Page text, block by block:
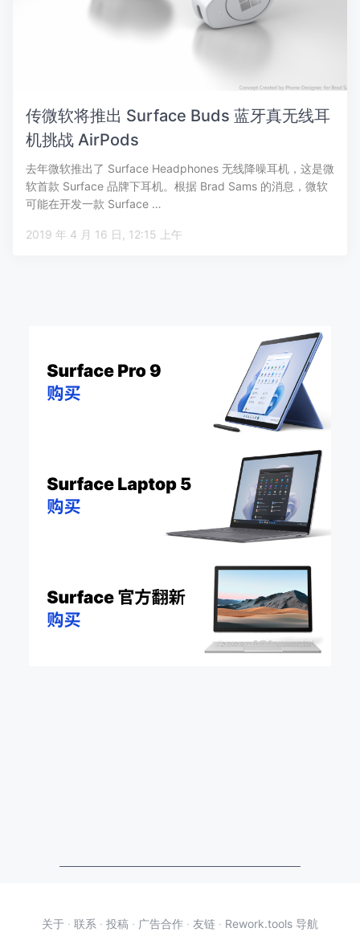
传微软将推出 Surface Buds 蓝牙真无线耳
机挑战 AirPods
去年微软推出了 Surface Headphones 无线降噪耳机，这是微
软首款 Surface 品牌下耳机。根据 Brad Sams 的消息，微软
可能在开发一款 Surface …
2019 年 4 月 16 日, 12:15 上午
关于 · 联系 · 投稿 · 广告合作 · 友链 · Rework.tools 导航